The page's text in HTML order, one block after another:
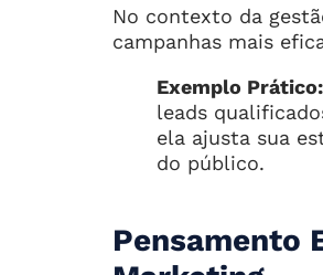
No contexto da
campanhas mais
Exemplo Prático:
leads
ela ajusta sua
do público.
Pensamento